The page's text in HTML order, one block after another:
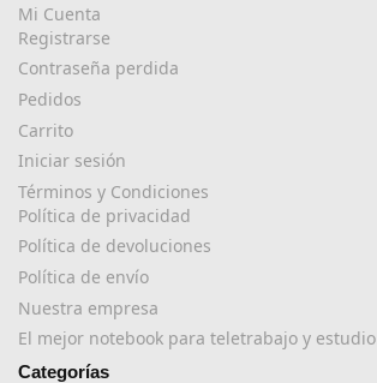
Mi Cuenta
Registrarse
Contraseña perdida
Pedidos
Carrito
Iniciar sesión
Términos y Condiciones
Política de privacidad
Política de devoluciones
Política de envío
Nuestra empresa
El mejor notebook para teletrabajo y estudio
Categorías